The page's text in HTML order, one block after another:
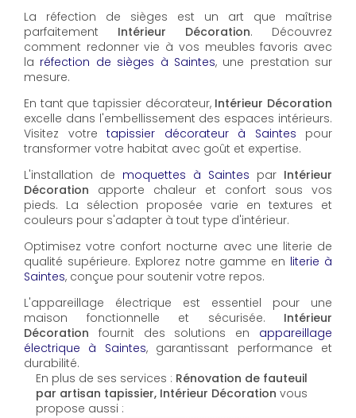
La réfection de sièges est un art que maîtrise
parfaitement Intérieur Décoration. Découvrez
comment redonner vie à vos meubles favoris avec
la réfection de sièges à Saintes, une prestation sur
mesure.
En tant que tapissier décorateur, Intérieur Décoration
excelle dans l'embellissement des espaces intérieurs.
Visitez votre tapissier décorateur à Saintes pour
transformer votre habitat avec goût et expertise.
L'installation de moquettes à Saintes par Intérieur
Décoration apporte chaleur et confort sous vos
pieds. La sélection proposée varie en textures et
couleurs pour s'adapter à tout type d'intérieur.
Optimisez votre confort nocturne avec une literie de
qualité supérieure. Explorez notre gamme en literie à
Saintes, conçue pour soutenir votre repos.
L'appareillage électrique est essentiel pour une
maison fonctionnelle et sécurisée. Intérieur
Décoration fournit des solutions en appareillage
électrique à Saintes, garantissant performance et
durabilité.
En plus de ses services : Rénovation de fauteuil
par artisan tapissier, Intérieur Décoration vous
propose aussi :